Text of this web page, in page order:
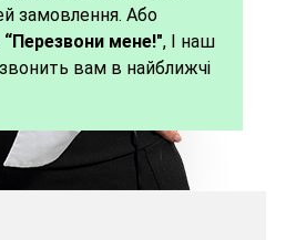
замовлення. Або
“Перезвони мене!", І наш
вам в найближчі